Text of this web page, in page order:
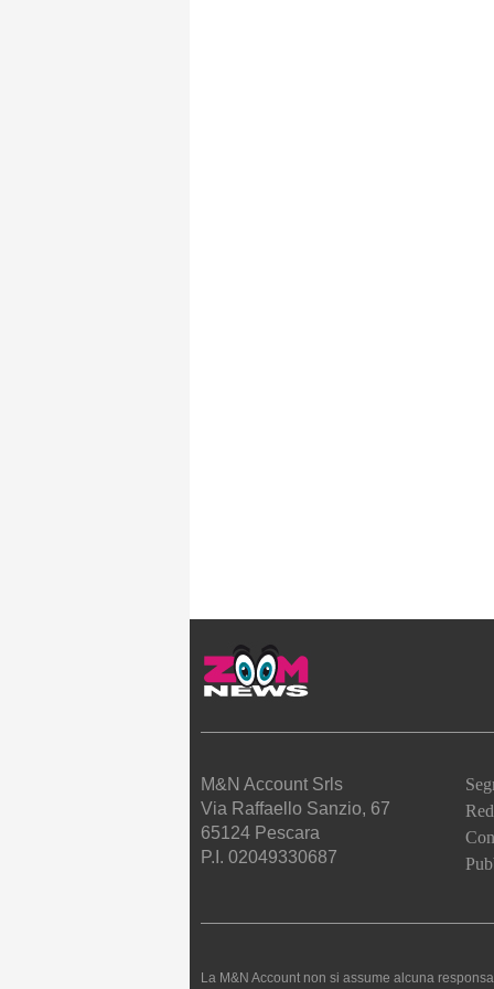
M&N Account Srls
Via Raffaello Sanzio, 67
65124 Pescara
P.I. 02049330687
La M&N Account non si assume alcuna